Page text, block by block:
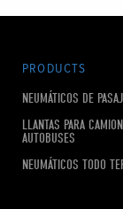
PRODUCTS
NEUMÁTICOS DE
LLANTAS PARA
AUTOBUSES
NEUMÁTICOS TODO